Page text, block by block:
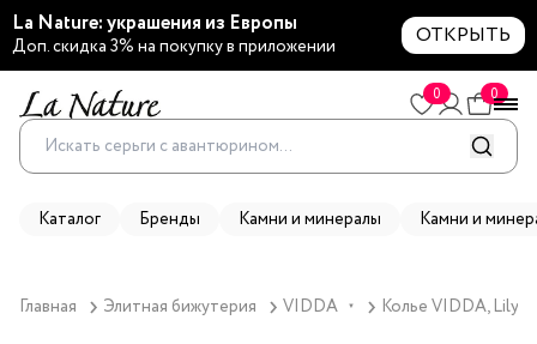
La Nature: украшения из Европы
Доп. скидка 3% на покупку в приложении ОТКРЫТЬ
0 0
Каталог Бренды Камни и минералы Камни и
Главная Элитная бижутерия VIDDA ▼ Колье VIDDA, Lily,